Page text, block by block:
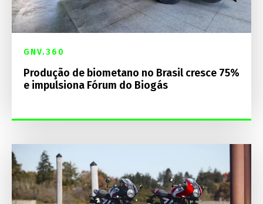
GNV.360
Produção de biometano no Brasil cresce 75%
e impulsiona Fórum do Biogás